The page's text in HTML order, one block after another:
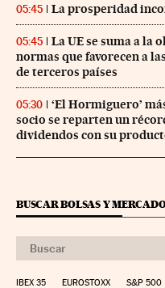
05:45 La prosperidad
05:45
La UE se suma a la
normas que favorecen a
de terceros países
05:30
‘El Hormiguero’
socio se reparten un
dividendos con su
BUSCAR BOLSAS Y
IBEX 35 EUROSTOXX S&P 500